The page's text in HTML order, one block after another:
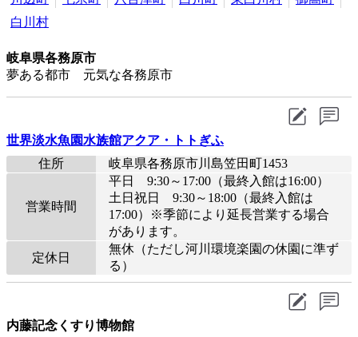
白川村
岐阜県各務原市
夢ある都市 元気な各務原市
世界淡水魚園水族館アクア・トトぎふ
住所
岐阜県各務原市川島笠田町1453
営業時間
平日 9:30～17:00（最終入館は16:00）
土日祝日 9:30～18:00（最終入館は
17:00）※季節により延長営業する場合
があります。
定休日
無休（ただし河川環境楽園の休園に準ず
る）
内藤記念くすり博物館